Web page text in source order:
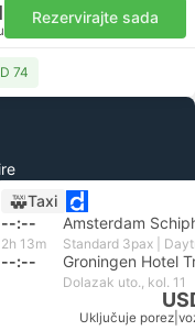
Rezervirajte sada
74
Taxi
--:--
Amsterdam
2h 13m
--:-- Groningen Hotel
Dolazak uto., kol. 11
Uključuje porez